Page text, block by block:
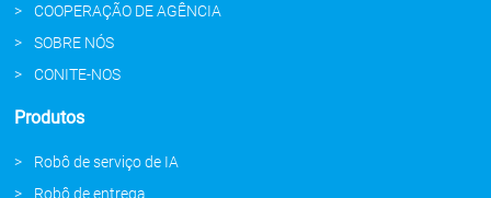
COOPERAÇÃO DE AGÊNCIA
SOBRE NÓS
CONITE-NOS
Produtos
Robô de serviço de IA
Robô de entrega